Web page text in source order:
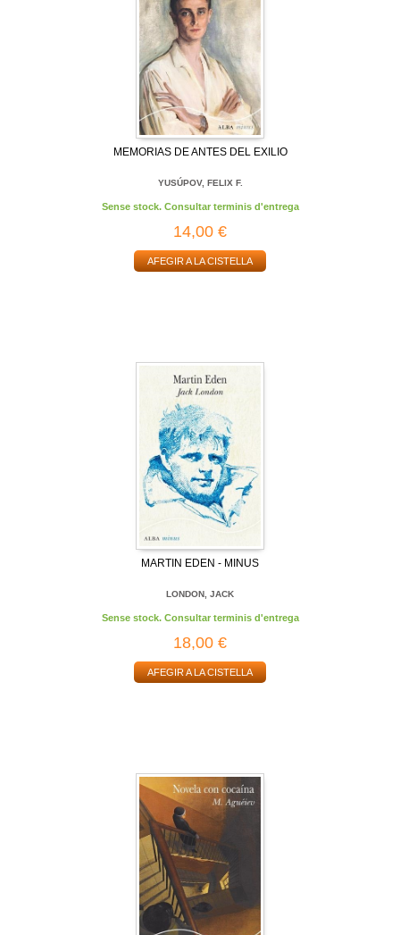
MEMORIAS DE ANTES DEL EXILIO
YUSÚPOV, FELIX F.
Sense stock. Consultar terminis d'entrega
14,00 €
AFEGIR A LA CISTELLA
MARTIN EDEN - MINUS
LONDON, JACK
Sense stock. Consultar terminis d'entrega
18,00 €
AFEGIR A LA CISTELLA